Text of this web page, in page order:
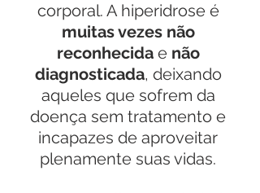
corporal. A hiperidrose é
muitas vezes não
reconhecida e não
diagnosticada, deixando
aqueles que sofrem da
doença sem tratamento e
incapazes de aproveitar
plenamente suas vidas.